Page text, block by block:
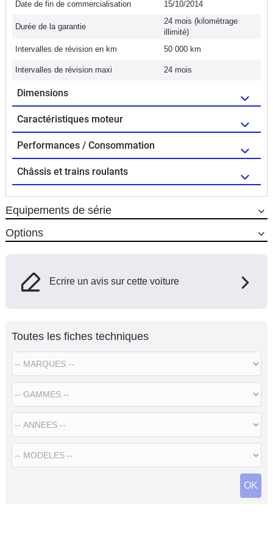
Date de fin de commercialisation 15/10/2014
Durée de la garantie
24 mois (kilométrage
illimité)
Intervalles de révision en km
50 000 km
Intervalles de révision maxi 24 mois
Dimensions
Caractéristiques moteur
Performances / Consommation
Châssis et trains roulants
Equipements de série
Options
Ecrire un avis sur cette voiture
Toutes les fiches techniques